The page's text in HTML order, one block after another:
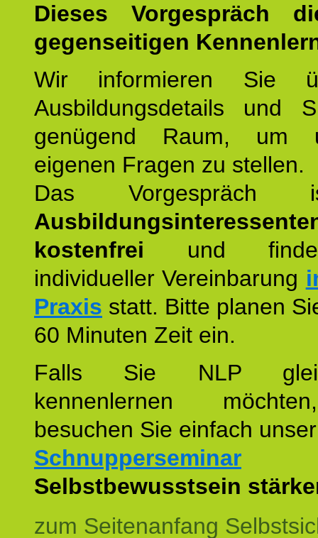
Dieses Vorgespräch
gegenseitigen
Wir informieren Sie
Ausbildungsdetails und
genügend Raum, um
eigenen Fragen zu stellen.
Das
kostenfrei und
individueller Vereinbarung
Praxis statt. Bitte planen
60 Minuten Zeit ein.
Falls Sie NLP
kennenlernen
besuchen Sie einfach unser
Schnupperseminar
Selbstbewusstsein
zum Seitenanfang